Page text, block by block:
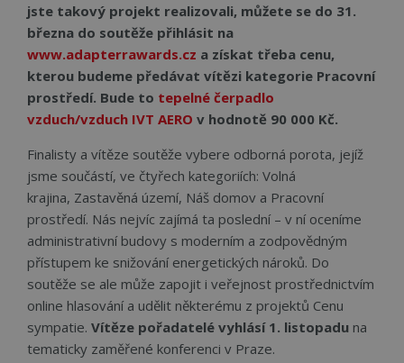
jste takový projekt realizovali, můžete se do 31.
března do soutěže přihlásit na
www.adapterrawards.cz a získat třeba cenu,
kterou budeme předávat vítězi kategorie Pracovní
prostředí. Bude to tepelné čerpadlo
vzduch/vzduch IVT AERO v hodnotě 90 000 Kč.
Finalisty a vítěze soutěže vybere odborná porota, jejíž
jsme součástí, ve čtyřech kategoriích: Volná
krajina, Zastavěná území, Náš domov a Pracovní
prostředí. Nás nejvíc zajímá ta poslední – v ní oceníme
administrativní budovy s moderním a zodpovědným
přístupem ke snižování energetických nároků. Do
soutěže se ale může zapojit i veřejnost prostřednictvím
online hlasování a udělit některému z projektů Cenu
sympatie. Vítěze pořadatelé vyhlásí 1. listopadu na
tematicky zaměřené konferenci v Praze.